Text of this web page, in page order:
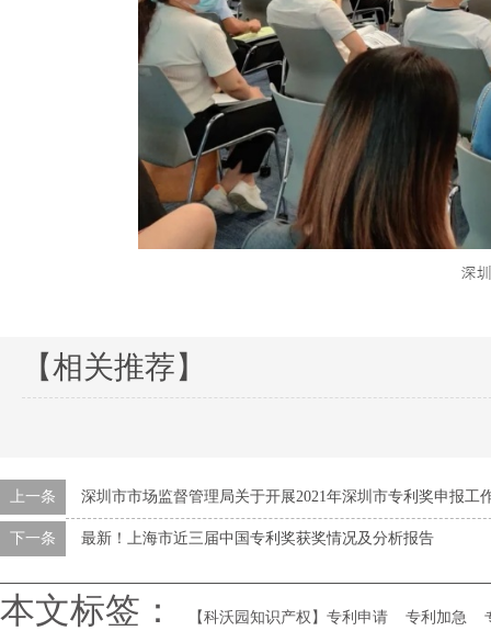
【相关推荐】
上一条 深圳市市场监督管理局关于开展2021年深圳市专利奖申报工
下一条 最新！上海市近三届中国专利奖获奖情况及分析报告
本文标签： 【科沃园知识产权】专利申请 专利加急